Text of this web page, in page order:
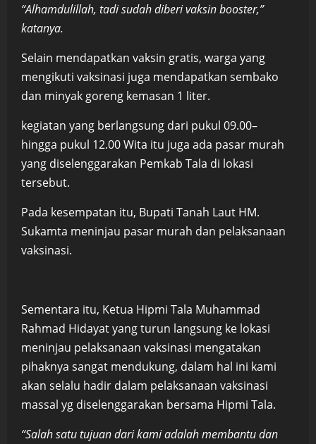
“Alhamdulillah, tadi sudah diberi vaksin booster,”
katanya.
Selain mendapatkan vaksin gratis, warga yang
mengikuti vaksinasi juga mendapatkan sembako
dan minyak goreng kemasan 1 liter.
kegiatan yang berlangsung dari pukul 09.00–
hingga pukul 12.00 Wita itu juga ada pasar murah
yang diselenggarakan Pemkab Tala di lokasi
tersebut.
Pada kesempatan itu, Bupati Tanah Laut HM.
Sukamta meninjau pasar murah dan pelaksanaan
vaksinasi.
Sementara itu, Ketua Hipmi Tala Muhammad
Rahmad Hidayat yang turun langsung ke lokasi
meninjau pelaksanaan vaksinasi mengatakan
pihaknya sangat mendukung, dalam hal ini kami
akan selalu hadir dalam pelaksanaan vaksinasi
massal yg diselenggarakan bersama Hipmi Tala.
“Salah satu tujuan dari kami adalah membantu dan